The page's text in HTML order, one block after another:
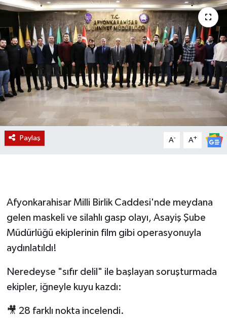
Paylaş A- A+
Afyonkarahisar Milli Birlik Caddesi'nde meydana
gelen maskeli ve silahlı gasp olayı, Asayiş Şube
Müdürlüğü ekiplerinin film gibi operasyonuyla
aydınlatıldı!
Neredeyse "sıfır delil" ile başlayan soruşturmada
ekipler, iğneyle kuyu kazdı:
🎥 28 farklı nokta incelendi.
Etkinlikler